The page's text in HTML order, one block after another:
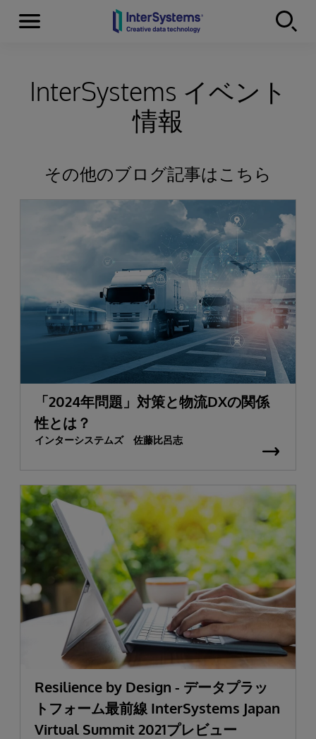
Skip to content
Menu
InterSystems イベント
情報
その他のブログ記事はこちら
「2024年問題」対策と物流DXの関係
性とは？
インターシステムズ 佐藤比呂志
Resilience by Design - データプラッ
トフォーム最前線 InterSystems Japan
Virtual Summit 2021プレビュー